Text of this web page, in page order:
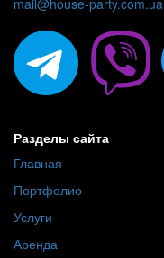
mail@house-party.com.ua
Разделы сайта
Главная
Портфолио
Услуги
Аренда